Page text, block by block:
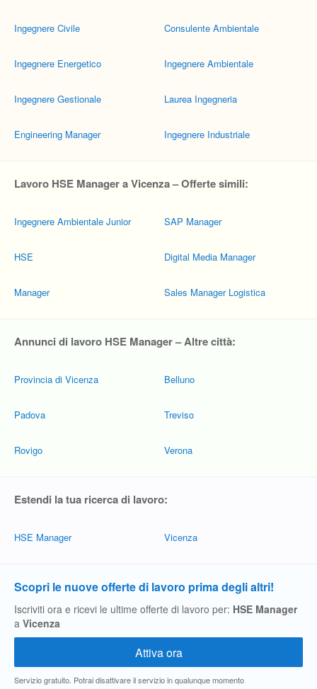
Ingegnere Civile
Ingegnere Energetico
Ingegnere Gestionale
Engineering Manager
Consulente Ambientale
Ingegnere Ambientale
Laurea Ingegneria
Ingegnere Industriale
Lavoro HSE Manager a Vicenza – Offerte simili:
Ingegnere Ambientale Junior
HSE
Manager
SAP Manager
Digital Media Manager
Sales Manager Logistica
Annunci di lavoro HSE Manager – Altre città:
Provincia di Vicenza
Padova
Rovigo
Belluno
Treviso
Verona
Estendi la tua ricerca di lavoro:
HSE Manager Vicenza
Scopri le nuove offerte di lavoro prima degli altri!
Iscriviti ora e ricevi le ultime offerte di lavoro per: HSE Manager
a Vicenza
Servizio gratuito. Potrai disattivare il servizio in qualunque momento